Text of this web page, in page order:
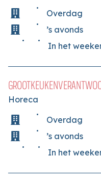
Overdag
’s avonds
In het
Horeca
Overdag
’s avonds
In het